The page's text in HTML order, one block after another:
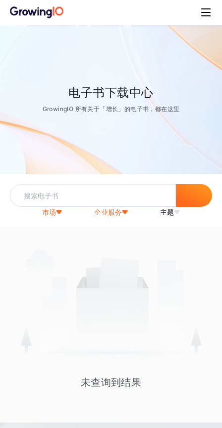
电子书下载中心
GrowingIO 所有关于「增长」的电子书，都在这里
市场 企业服务 主题
未查询到结果